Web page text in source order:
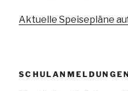
Aktuelle Speisepläne
SCHULANMELDUNGEN